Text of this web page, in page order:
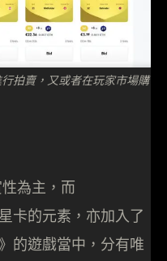
拍賣，又或者在玩家市場購
為主，而
卡的元素，亦加入了
的遊戲當中，分有唯